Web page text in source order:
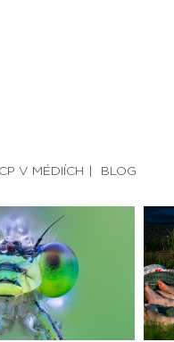
CP V MÉDIÍCH BLOG